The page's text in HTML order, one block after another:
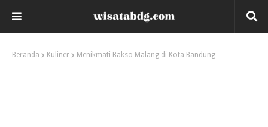
Beranda Kuliner Menikmati Bakso Malang di Kota Bandung